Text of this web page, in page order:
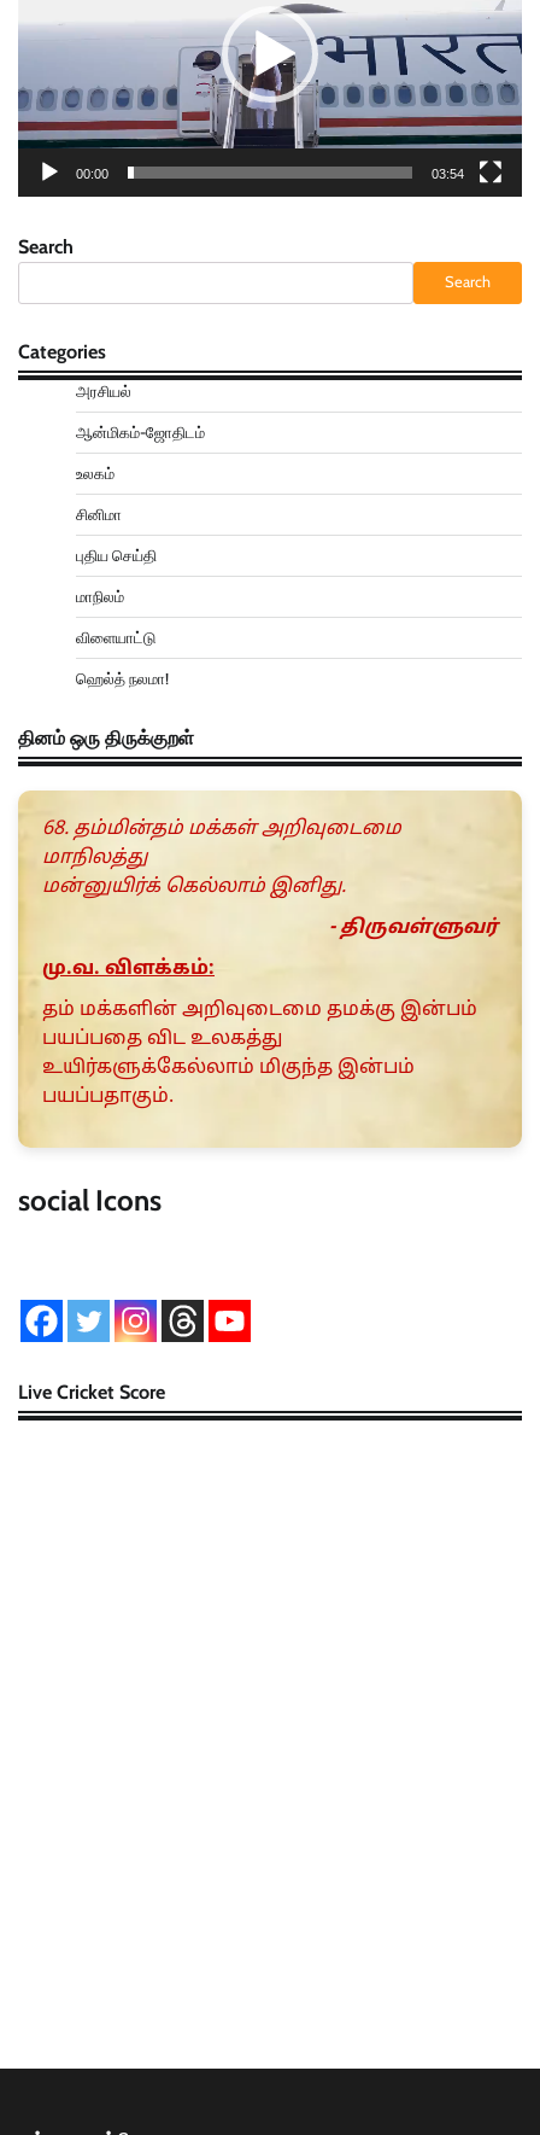
00:00 03:54
Search
Search
Categories
அரசியல்
ஆன்மிகம்-ஜோதிடம்
உலகம்
சினிமா
புதிய செய்தி
மாநிலம்
விளையாட்டு
ஹெல்த் நலமா!
தினம் ஒரு திருக்குறள்
68. தம்மின்தம் மக்கள் அறிவுடைமை
மாநிலத்து
மன்னுயிர்க் கெல்லாம் இனிது.
- திருவள்ளுவர்
மு.வ. விளக்கம்:
தம் மக்களின் அறிவுடைமை தமக்கு இன்பம்
பயப்பதை விட உலகத்து
உயிர்களுக்கேல்லாம் மிகுந்த இன்பம்
பயப்பதாகும்.
social Icons
Live Cricket Score